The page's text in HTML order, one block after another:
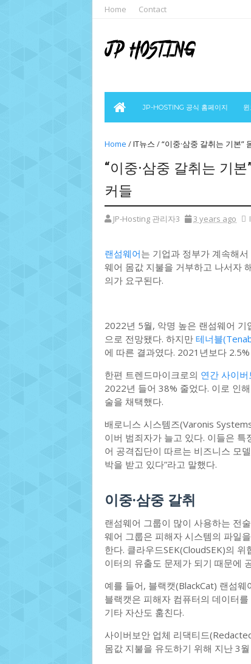
Home Contact
JP-HOSTING 공식 홈페이지
Home /IT뉴스 /“이중·삼중 갈취는 기본”
“이중·삼중 갈취는 기
커들
JP-Hosting 관리자3 3 years ago
랜섬웨어는 기업과 정부가 계속해
웨어 몸값 지불을 거부하고 나서자
의가 요구된다.
2022년 5월, 악명 높은 랜섬웨어 기
으로 전망됐다. 하지만 테너블
에 따른 결과였다. 2021년보다
한편 트렌드마이크로의 연간 사이
2022년 들어 38% 줄었다. 이로 인
술을 채택했다.
배로니스 시스템즈(Varonis
이버 범죄자가 늘고 있다. 이들은
어 공격집단이 따르는 비즈니스 모
박을 받고 있다”라고 말했다.
이중·삼중 갈취
랜섬웨어 그룹이 많이 사용하는 전
웨어 그룹은 피해자 시스템의 파일
한다. 클라우드SEK(CloudSEK)의
이터의 유출도 문제가 되기 때문에
예를 들어, 블랙캣(BlackCat) 랜섬
블랙캣은 피해자 컴퓨터의 데이터
기타 자산도 훔친다.
사이버보안 업체 리댁티드
몸값 지불을 유도하기 위해 지난 3